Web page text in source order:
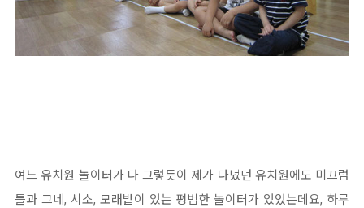
여느 유치원 놀이터가 다 그렇듯이 제가 다녔던 유치원에도 미끄럼
틀과 그네, 시소, 모래밭이 있는 평범한 놀이터가 있었는데요, 하루